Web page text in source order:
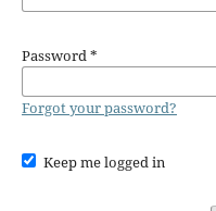
Password*
Forgot your password?
Keep me logged in